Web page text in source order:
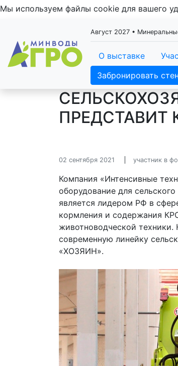
Мы используем файлы cookie для вашего
Август 2027 •
О выставке
Забронировать
ПРЕДСТАВИТ
02 сентября 2021 участник в
Компания «Интенсивные
оборудование для
является лидером РФ в
кормления и содержания
животноводческой
современную линейку
«ХОЗЯИН».